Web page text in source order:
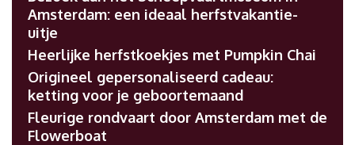
Amsterdam: een ideaal herfstvakantie-
uitje
Heerlijke herfstkoekjes met Pumpkin Chai
Origineel gepersonaliseerd cadeau:
ketting voor je geboortemaand
Fleurige rondvaart door Amsterdam met de
Flowerboat